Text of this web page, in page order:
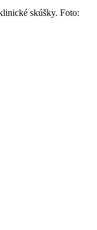
skúšky. Foto: